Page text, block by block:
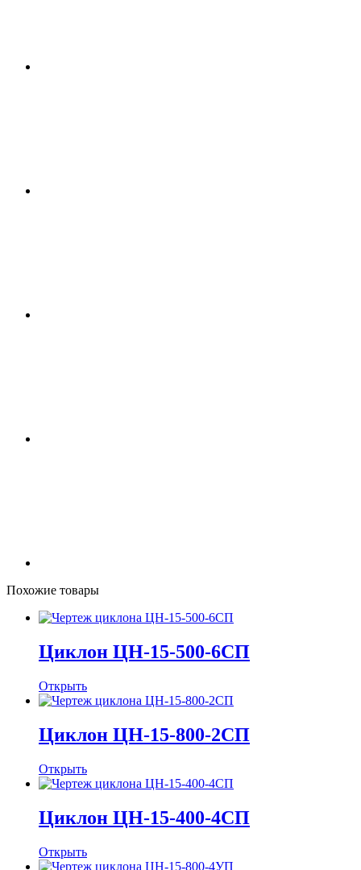
Похожие товары
Циклон ЦН-15-500-6СП
Открыть
Циклон ЦН-15-800-2СП
Открыть
Циклон ЦН-15-400-4CП
Открыть